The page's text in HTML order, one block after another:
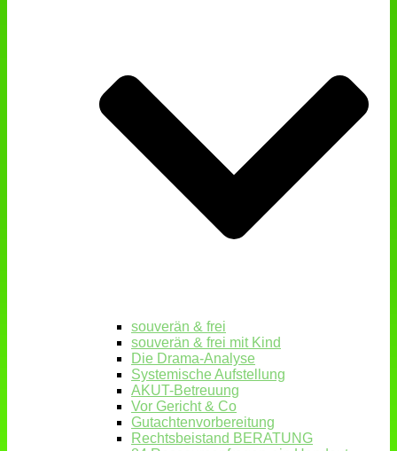
souverän & frei
souverän & frei mit Kind
Die Drama-Analyse
Systemische Aufstellung
AKUT-Betreuung
Vor Gericht & Co
Gutachtenvorbereitung
Rechtsbeistand BERATUNG